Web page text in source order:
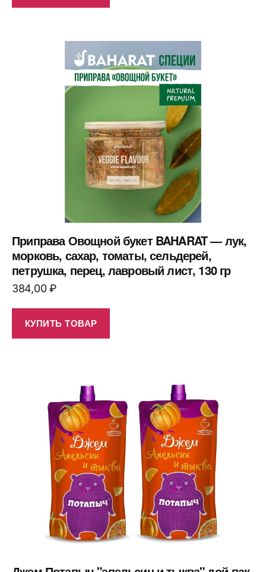
Приправа Овощной букет BAHARAT — лук,
морковь, сахар, томаты, сельдерей,
петрушка, перец, лавровый лист, 130 гр
384,00₽
КУПИТЬ ТОВАР